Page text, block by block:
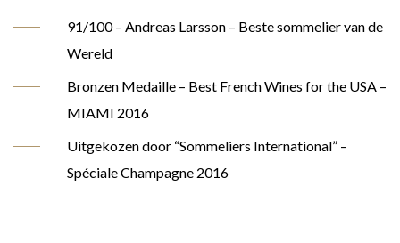
91/100 – Andreas Larsson – Beste sommelier van de
Wereld
Bronzen Medaille – Best French Wines for the USA –
MIAMI 2016
Uitgekozen door “Sommeliers International” –
Spéciale Champagne 2016